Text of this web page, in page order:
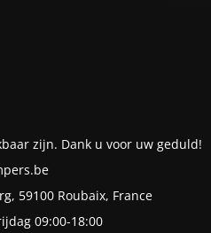
zijn. Dank u voor uw geduld!
59100 Roubaix, France
09:00-18:00